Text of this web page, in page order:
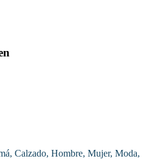
Calzado, Hombre, Mujer, Moda,